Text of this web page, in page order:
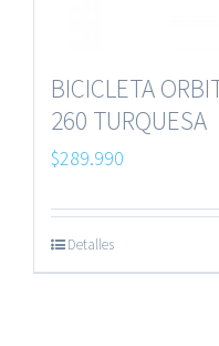
BICICLETA
260 TURQUESA
$289.990
Detalles